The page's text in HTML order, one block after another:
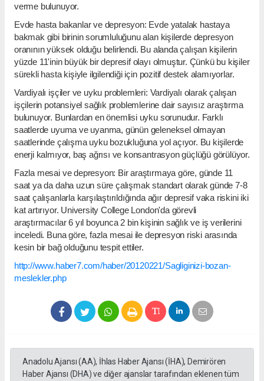
verme bulunuyor.
Evde hasta bakanlar ve depresyon: Evde yatalak hastaya
bakmak gibi birinin sorumluluğunu alan kişilerde depresyon
oranının yüksek olduğu belirlendi. Bu alanda çalışan kişilerin
yüzde 11'inin büyük bir depresif olayı olmuştur. Çünkü bu kişiler
sürekli hasta kişiyle ilgilendiği için pozitif destek alamıyorlar.
Vardiyalı işçiler ve uyku problemleri: Vardiyalı olarak çalışan
işçilerin potansiyel sağlık problemlerine dair sayısız araştırma
bulunuyor. Bunlardan en önemlisi uyku sorunudur. Farklı
saatlerde uyuma ve uyanma, günün geleneksel olmayan
saatlerinde çalışma uyku bozukluğuna yol açıyor. Bu kişilerde
enerji kalmıyor, baş ağrısı ve konsantrasyon güçlüğü görülüyor.
Fazla mesai ve depresyon: Bir araştırmaya göre, günde 11
saat ya da daha uzun süre çalışmak standart olarak günde 7-8
saat çalışanlarla karşılaştırıldığında ağır depresif vaka riskini iki
kat artırıyor. University College London'da görevli
araştırmacılar 6 yıl boyunca 2 bin kişinin sağlık ve iş verilerini
inceledi. Buna göre, fazla mesai ile depresyon riski arasında
kesin bir bağ olduğunu tespit ettiler.
http://www.haber7.com/haber/20120221/Sagliginizi-bozan-
meslekler.php
Anadolu Ajansı (AA), İhlas Haber Ajansı (İHA), Demirören
Haber Ajansı (DHA) ve diğer ajanslar tarafından eklenen tüm